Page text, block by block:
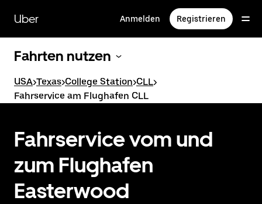
zum
Hauptinhalt
Uber Anmelden Registrieren
Fahrten nutzen
USA>Texas>College Station>CLL>
Fahrservice am Flughafen CLL
Fahrservice vom und
zum Flughafen
Easterwood